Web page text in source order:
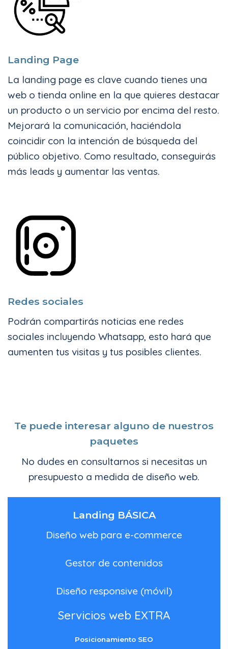
Landing Page
La landing page es clave cuando tienes una
web o tienda online en la que quieres destacar
un producto o un servicio por encima del resto.
Mejorará la comunicación, haciéndola
coincidir con la intención de búsqueda del
público objetivo. Como resultado, conseguirás
más leads y aumentar las ventas.
Redes sociales
Podrán compartirás noticias ene redes
sociales incluyendo Whatsapp, esto hará que
aumenten tus visitas y tus posibles clientes.
Te puede interesar alguno de nuestros
paquetes
No dudes en consultarnos si necesitas un
presupuesto a medida de diseño web.
Landing BÁSICA
Diseño web para e-commerce
Gestor de contenidos
Diseño responsive (móvil)
Servicios web EXTRA
Posicionamiento SEO